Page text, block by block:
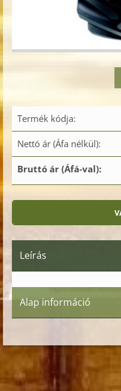
Termék kódja:
Nettó ár (Áfa nélkül):
Bruttó ár (Áfá-val):
Leírás
Alap információ